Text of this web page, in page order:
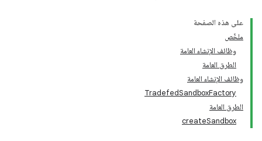
على هذه الصفحة
ملخّص
وظائف الإنشاء العامة
الطرق العامة
وظائف الإنشاء العامة
TradefedSandboxFactory
الطرق العامة
createSandbox